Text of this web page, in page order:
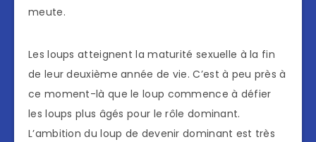
meute.
Les loups atteignent la maturité sexuelle à la fin
de leur deuxième année de vie. C’est à peu près à
ce moment-là que le loup commence à défier
les loups plus âgés pour le rôle dominant.
L’ambition du loup de devenir dominant est très